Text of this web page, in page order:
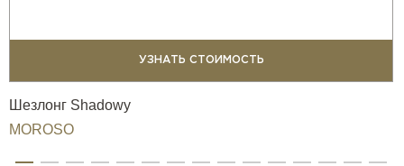
УЗНАТЬ СТОИМОСТЬ
Шезлонг Shadowy
MOROSO